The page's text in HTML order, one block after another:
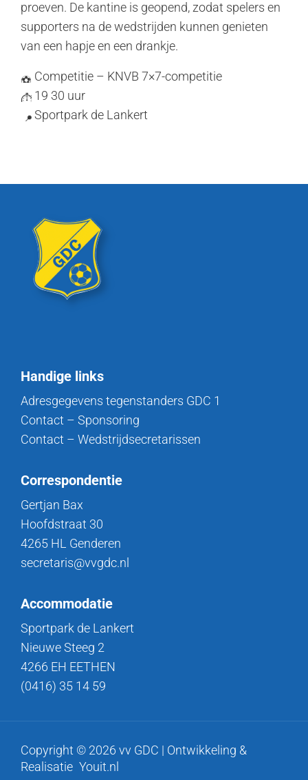
proeven. De kantine is geopend, zodat spelers en
supporters na de wedstrijden kunnen genieten
van een hapje en een drankje.
Competitie – KNVB 7×7-competitie
19 30 uur
Sportpark de Lankert
Handige links
Adresgegevens tegenstanders GDC 1
Contact – Sponsoring
Contact – Wedstrijdsecretarissen
Correspondentie
Gertjan Bax
Hoofdstraat 30
4265 HL Genderen
secretaris@vvgdc.nl
Accommodatie
Sportpark de Lankert
Nieuwe Steeg 2
4266 EH EETHEN
(0416) 35 14 59
Copyright © 2026 vv GDC | Ontwikkeling &
Realisatie Youit.nl